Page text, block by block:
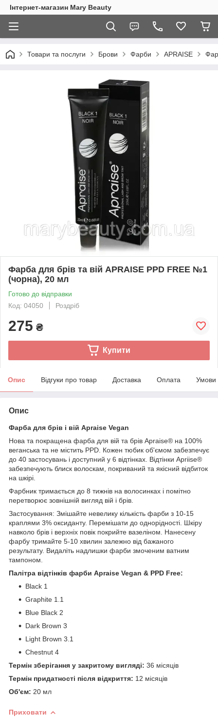
Інтернет-магазин Mary Beauty
Товари та послуги Брови Фарби APRAISE
Фарба для брів та вій APRAISE PPD FREE №1
(чорна), 20 мл
Готово до відправки
Код: 04050
Роздріб
275 ₴
Купити
Опис Відгуки про товар Доставка Оплата Умови
Опис
Фарба для брів і вій Аpraise Vegan
Нова та покращена фарба для вій та брів Apraise® на 100%
веганська та не містить PPD. Кожен тюбик об'ємом забезпечує
до 40 застосувань і доступний у 6 відтінках. Відтінки Apriise®
забезпечують блиск волоскам, покриваний та якісний відбиток
на шкірі.
Фарбник тримається до 8 тижнів на волосинках і помітно
перетворює зовнішній вигляд вій і брів.
Застосування: Змішайте невелику кількість фарби з 10-15
краплями 3% оксиданту. Перемішати до однорідності. Шкіру
навколо брів і верхніх повік покрийте вазеліном. Нанесену
фарбу тримайте 5-10 хвилин залежно від бажаного
результату. Видаліть надлишки фарби змоченим ватним
тампоном.
Палітра відтінків фарби Apraise Vegan & PPD Free:
Black 1
Graphite 1.1
Blue Black 2
Dark Brown 3
Light Brown 3.1
Chestnut 4
Термін зберігання у закритому вигляді: 36 місяців
Термін придатності після відкриття: 12 місяців
Об'єм: 20 мл
Приховати